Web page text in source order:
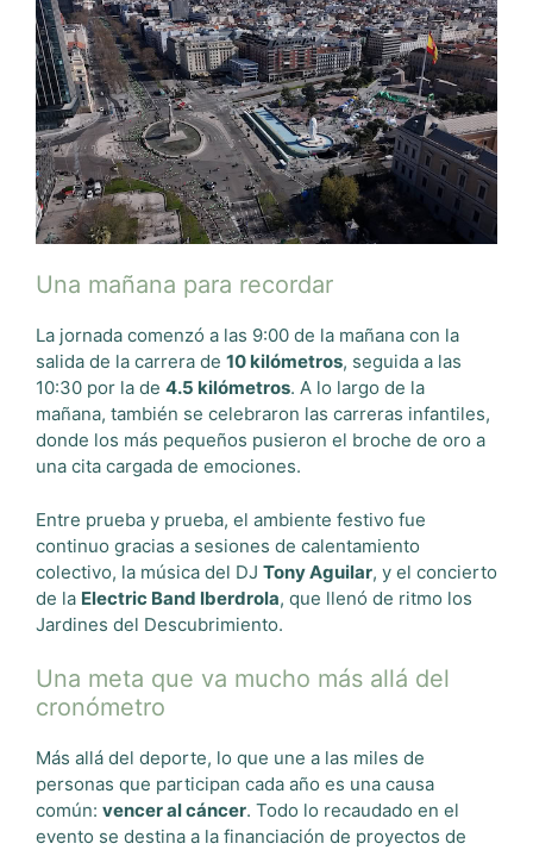
Una mañana para recordar
La jornada comenzó a las 9:00 de la mañana con la
salida de la carrera de 10 kilómetros, seguida a las
10:30 por la de 4.5 kilómetros. A lo largo de la
mañana, también se celebraron las carreras infantiles,
donde los más pequeños pusieron el broche de oro a
una cita cargada de emociones.
Entre prueba y prueba, el ambiente festivo fue
continuo gracias a sesiones de calentamiento
colectivo, la música del DJ Tony Aguilar, y el concierto
de la Electric Band Iberdrola, que llenó de ritmo los
Jardines del Descubrimiento.
Una meta que va mucho más allá del
cronómetro
Más allá del deporte, lo que une a las miles de
personas que participan cada año es una causa
común: vencer al cáncer. Todo lo recaudado en el
evento se destina a la financiación de proyectos de